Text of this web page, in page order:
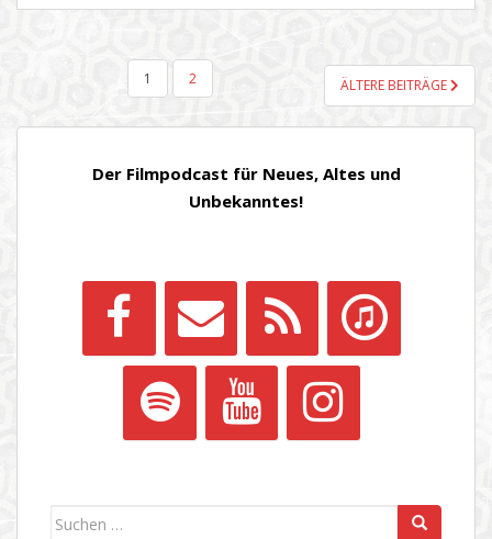
SEITENNUMMERIERUNG
BEITRÄGE
1 2 ÄLTERE BEITRÄGE
Der Filmpodcast für Neues, Altes und
Unbekanntes!
Suchen